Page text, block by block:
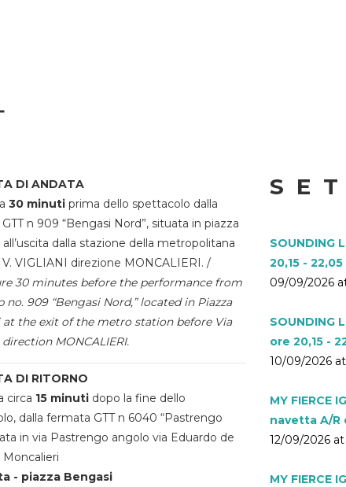
DI ANDATA
30 minuti prima dello spettacolo dalla
n 909 “Bengasi Nord”, situata in piazza
all’uscita dalla stazione della metropolitana
VIGLIANI direzione MONCALIERI. /
30 minutes before the performance from
no. 909 “Bengasi Nord,” located in Piazza
at the exit of the metro station before Via
MONCALIERI.
DI RITORNO
circa 15 minuti dopo la fine dello
dalla fermata GTT n 6040 “Pastrengo
in via Pastrengo angolo via Eduardo de
Moncalieri
- piazza Bengasi
SOUNDING
20,15 - 22,05
09/09/2026
SOUNDING
ore 20,15 -
10/09/2026 at
MY FIERCE
navetta A/R
12/09/2026 at
MY FIERCE